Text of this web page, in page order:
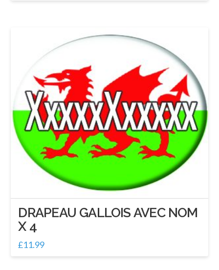
DRAPEAU GALLOIS AVEC NOM
X 4
£11.99